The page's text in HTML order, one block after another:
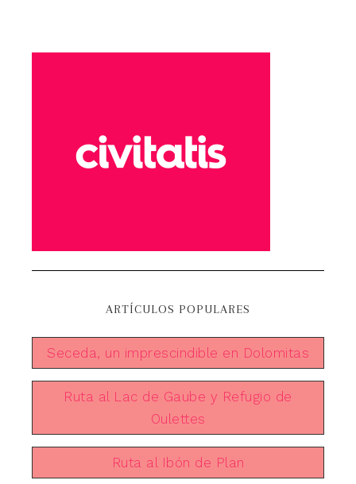
ARTÍCULOS POPULARES
Seceda, un imprescindible en Dolomitas
Ruta al Lac de Gaube y Refugio de
Oulettes
Ruta al Ibón de Plan